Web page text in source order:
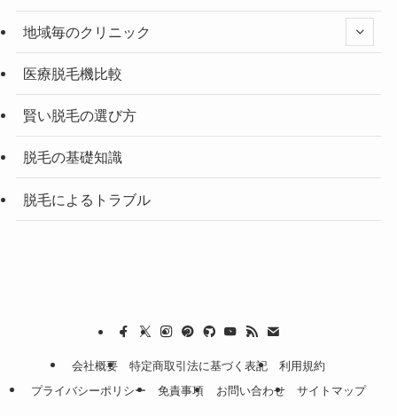
地域毎のクリニック
医療脱毛機比較
賢い脱毛の選び方
脱毛の基礎知識
脱毛によるトラブル
会社概要 特定商取引法に基づく表記
利用規約
プライバシーポリシー
免責事項 お問い合わせ サイトマップ